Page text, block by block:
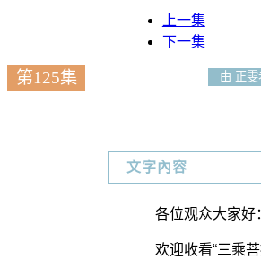
上一集
下一集
第125集 由 正
文字內容
各位观众大家好
欢迎收看“三乘